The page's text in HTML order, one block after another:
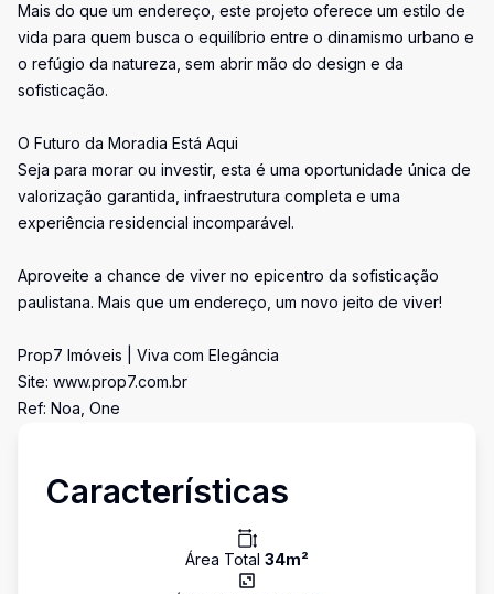
Mais do que um endereço, este projeto oferece um estilo de
vida para quem busca o equilíbrio entre o dinamismo urbano e
o refúgio da natureza, sem abrir mão do design e da
sofisticação.
O Futuro da Moradia Está Aqui
Seja para morar ou investir, esta é uma oportunidade única de
valorização garantida, infraestrutura completa e uma
experiência residencial incomparável.
Aproveite a chance de viver no epicentro da sofisticação
paulistana. Mais que um endereço, um novo jeito de viver!
Prop7 Imóveis | Viva com Elegância
Site: www.prop7.com.br
Ref: Noa, One
Características
Área Total 34m²